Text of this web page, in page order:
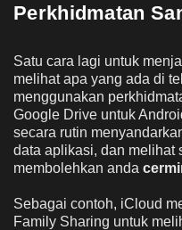
Perkhidmatan
Satu cara lagi untuk
melihat apa yang ada di
menggunakan
Google Drive untuk
secara rutin
data aplikasi, dan melihat
membolehkan anda
Sebagai contoh, iCloud
Family Sharing untuk